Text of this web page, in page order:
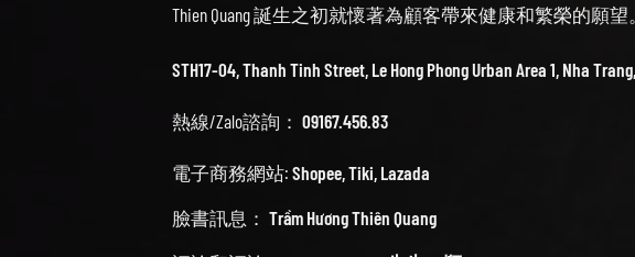
Thien Quang 誕生之初就懷著為顧客帶來健康和繁榮的願望。
STH17-04, Thanh Tinh Street, Le Hong Phong Urban Area 1, Nha
熱線/Zalo諮詢： 09167.456.83
電子商務網站: Shopee,Tiki, Lazada
臉書訊息： Trầm Hương Thiên Quang